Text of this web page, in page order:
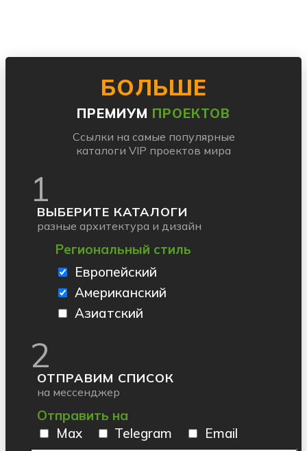
БОЛЬШЕ
ПРЕМИУМ ПРОЕКТОВ
Ссылки на самые популярные
каталоги VIP проектов мира
1
ВЫБЕРИТЕ КАТАЛОГИ
разные архитектура и дизайн
Региональный стиль
Европейский
Американский
Азиатский
2
ОТПРАВИМ СПИСОК
на мессенджер
Отправить на
Max
Telegram Email